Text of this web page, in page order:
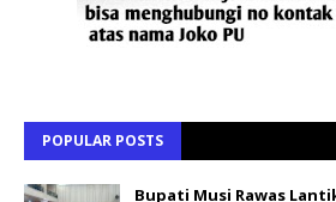
POPULAR POSTS
Bupati Musi Rawas